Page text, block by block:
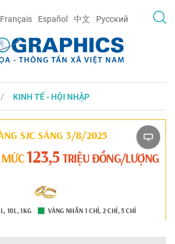
Français Español 中文 Русский
KINH TẾ - HỘI NHẬP